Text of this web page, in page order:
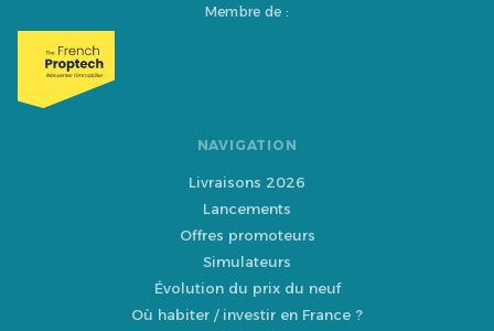
Membre de :
NAVIGATION
Livraisons 2026
Lancements
Offres promoteurs
Simulateurs
Évolution du prix du neuf
Où habiter / investir en France ?